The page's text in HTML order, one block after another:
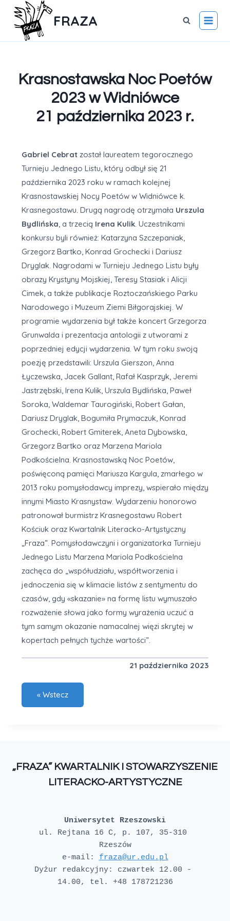
FRAZA
Krasnostawska Noc Poetów
2023 w Widniówce
21 października 2023 r.
Gabriel Cebrat został laureatem tegorocznego
Turnieju Jednego Listu, który odbył się 21
października 2023 roku w ramach kolejnej
Krasnostawskiej Nocy Poetów w Widniówce k.
Krasnegostawu. Drugą nagrodę otrzymała Urszula
Bydlińska, a trzecią Irena Kulik. Uczestnikami
konkursu byli również: Katarzyna Szczepaniak,
Grzegorz Bartko, Konrad Grochecki i Dariusz
Dryglak. Nagrodami w Turnieju Jednego Listu były
obrazy Krystyny Mojskiej, Teresy Stasiak i Alicji
Cimek, a także publikacje Roztoczańskiego Parku
Narodowego i Muzeum Ziemi Biłgorajskiej. W
programie wydarzenia był także koncert Grzegorza
Grunwalda i prezentacja antologii z utworami z
poprzedniej edycji wydarzenia. W tym roku swoją
poezję przedstawili: Urszula Gierszon, Anna
Łyczewska, Jacek Gallant, Rafał Kasprzyk, Jeremi
Jastrzębski, Irena Kulik, Urszula Bydlińska, Paweł
Soroka, Waldemar Taurogiński, Robert Gałan,
Dariusz Dryglak, Bogumiła Prymaczuk, Konrad
Grochecki, Robert Gmiterek, Aneta Dybowska,
Grzegorz Bartko oraz Marzena Mariola
Podkościelna. Krasnostawską Noc Poetów,
poświęconą pamięci Mariusza Kargula, zmarłego w
2013 roku pomysłodawcy imprezy, wspierało między
innymi Miasto Krasnystaw. Wydarzeniu honorowo
patronował burmistrz Krasnegostawu Robert
Kościuk oraz Kwartalnik Literacko-Artystyczny
„Fraza”. Pomysłodawczyni i organizatorka Turnieju
Jednego Listu Marzena Mariola Podkościelna
zachęca do „współudziału, współtworzenia i
jednoczenia się w klimacie listów z sentymentu do
czasów, gdy «skazanie» na formę listu wymuszało
rozważenie słowa jako formy wyrażenia uczuć a
tym samym okazanie namacalnej więzi skrytej w
kopertach pełnych tychże wartości”.
21 października 2023
„FRAZA” KWARTALNIK I STOWARZYSZENIE
LITERACKO-ARTYSTYCZNE
Uniwersytet Rzeszowski
ul. Rejtana 16 C, p. 107, 35-310
Rzeszów
e-mail: fraza@ur.edu.pl
Dyżur redakcyjny: czwartek 12.00 -